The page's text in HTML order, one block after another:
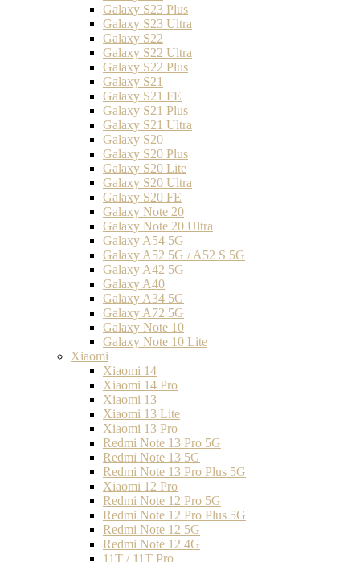
Galaxy S23 Plus
Galaxy S23 Ultra
Galaxy S22
Galaxy S22 Ultra
Galaxy S22 Plus
Galaxy S21
Galaxy S21 FE
Galaxy S21 Plus
Galaxy S21 Ultra
Galaxy S20
Galaxy S20 Plus
Galaxy S20 Lite
Galaxy S20 Ultra
Galaxy S20 FE
Galaxy Note 20
Galaxy Note 20 Ultra
Galaxy A54 5G
Galaxy A52 5G / A52 S 5G
Galaxy A42 5G
Galaxy A40
Galaxy A34 5G
Galaxy A72 5G
Galaxy Note 10
Galaxy Note 10 Lite
Xiaomi
Xiaomi 14
Xiaomi 14 Pro
Xiaomi 13
Xiaomi 13 Lite
Xiaomi 13 Pro
Redmi Note 13 Pro 5G
Redmi Note 13 5G
Redmi Note 13 Pro Plus 5G
Xiaomi 12 Pro
Redmi Note 12 Pro 5G
Redmi Note 12 Pro Plus 5G
Redmi Note 12 5G
Redmi Note 12 4G
11T / 11T Pro